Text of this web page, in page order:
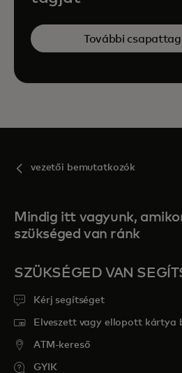
További
vezetői bemutatkozók
Mindig itt vagyunk,
szükséged van ránk
SZÜKSÉGED VAN
Kérj segítséget
Elveszett vagy ellopott kártya
ATM-kereső
GYIK